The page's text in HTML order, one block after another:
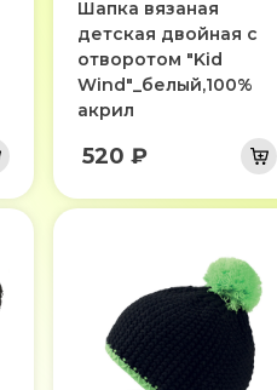
Шапка вязаная
детская двойная с
отворотом "Kid
Wind"_белый,100%
акрил
520 ₽